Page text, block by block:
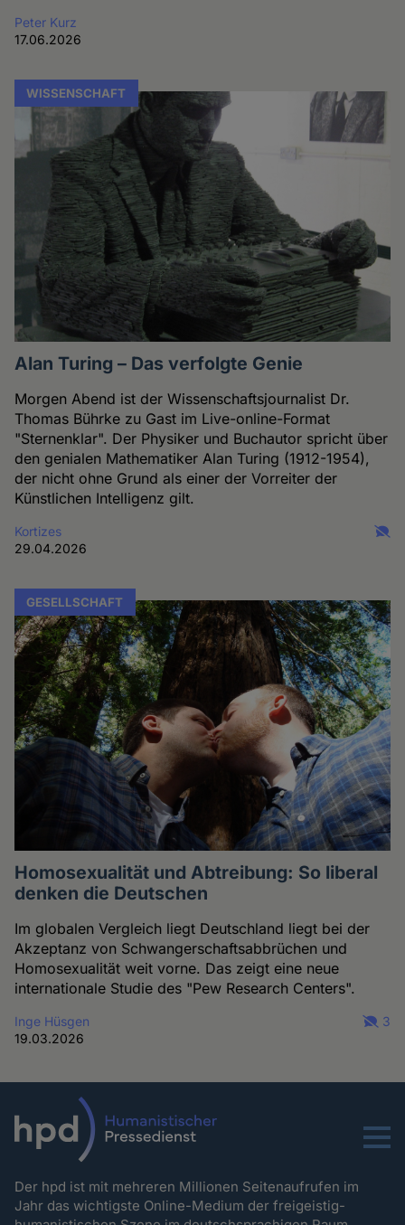
Peter Kurz
17.06.2026
WISSENSCHAFT
Alan Turing – Das verfolgte Genie
Morgen Abend ist der Wissenschaftsjournalist Dr.
Thomas Bührke zu Gast im Live-online-Format
"Sternenklar". Der Physiker und Buchautor spricht über
den genialen Mathematiker Alan Turing (1912-1954),
der nicht ohne Grund als einer der Vorreiter der
Künstlichen Intelligenz gilt.
Kortizes
29.04.2026
GESELLSCHAFT
Homosexualität und Abtreibung: So liberal
denken die Deutschen
Im globalen Vergleich liegt Deutschland liegt bei der
Akzeptanz von Schwangerschaftsabbrüchen und
Homosexualität weit vorne. Das zeigt eine neue
internationale Studie des "Pew Research Centers".
Inge Hüsgen
19.03.2026
3
Menu
Der hpd ist mit mehreren Millionen Seitenaufrufen im
Jahr das wichtigste Online-Medium der freigeistig-